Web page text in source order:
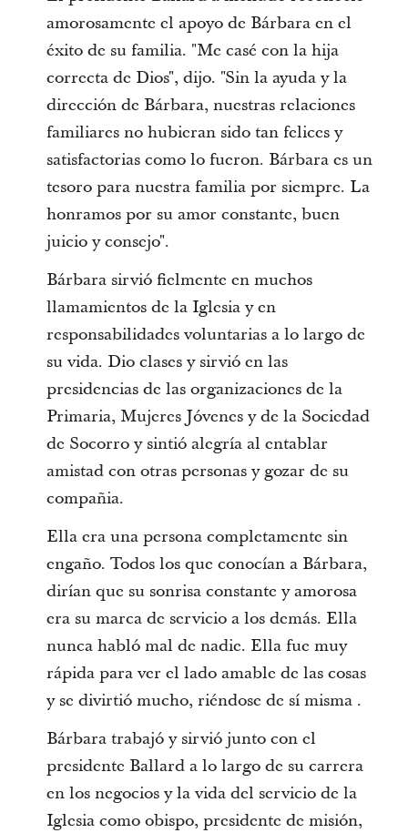
amorosamente el apoyo de Bárbara en el
éxito de su familia. "Me casé con la hija
correcta de Dios", dijo. "Sin la ayuda y la
dirección de Bárbara, nuestras relaciones
familiares no hubieran sido tan felices y
satisfactorias como lo fueron. Bárbara es un
tesoro para nuestra familia por siempre. La
honramos por su amor constante, buen
juicio y consejo".
Bárbara sirvió fielmente en muchos
llamamientos de la Iglesia y en
responsabilidades voluntarias a lo largo de
su vida. Dio clases y sirvió en las
presidencias de las organizaciones de la
Primaria, Mujeres Jóvenes y de la Sociedad
de Socorro y sintió alegría al entablar
amistad con otras personas y gozar de su
compañia.
Ella era una persona completamente sin
engaño. Todos los que conocían a Bárbara,
dirían que su sonrisa constante y amorosa
era su marca de servicio a los demás. Ella
nunca habló mal de nadie. Ella fue muy
rápida para ver el lado amable de las cosas
y se divirtió mucho, riéndose de sí misma .
Bárbara trabajó y sirvió junto con el
presidente Ballard a lo largo de su carrera
en los negocios y la vida del servicio de la
Iglesia como obispo, presidente de misión,